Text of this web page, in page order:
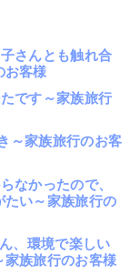
さんとも触れ合
お客様
です～家族旅行
～家族旅行のお客
なかったので、
たい～家族旅行の
、環境で楽しい
家族旅行のお客様